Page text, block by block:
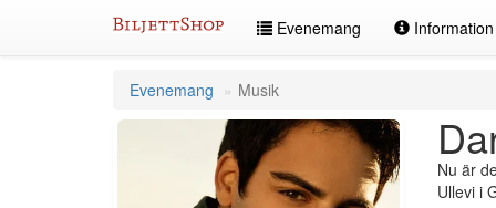
Evenemang
Evenemang Musik
Nu är
Ullevi i